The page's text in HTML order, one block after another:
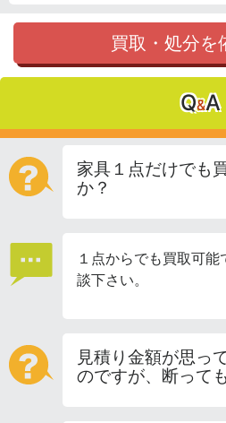
買取・処分を
Q&A
家具１点だけでも
か？
１点からでも買取可
談下さい。
見積り金額が思っ
のですが、断って